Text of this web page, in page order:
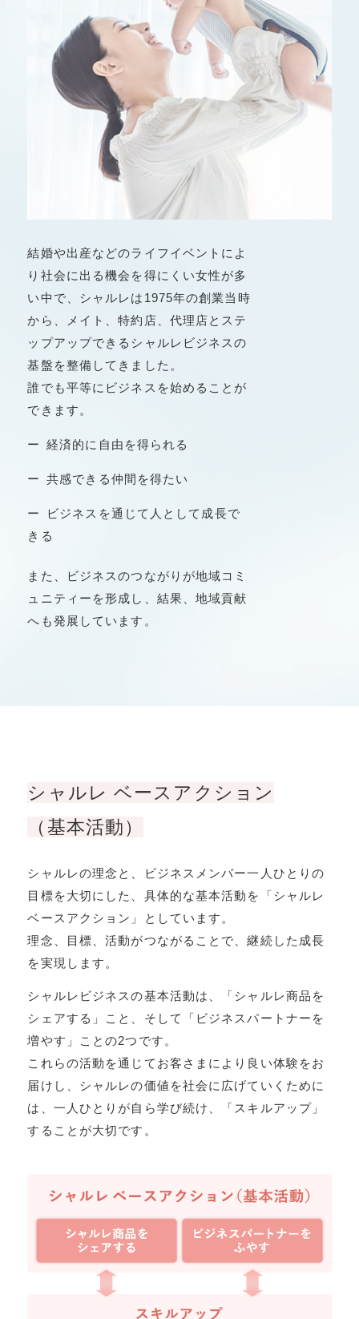
結婚や出産などのライフイベントによ
り社会に出る機会を得にくい⼥性が多
い中で、シャルレは1975年の創業当時
から、メイト、特約店、代理店とステ
ップアップできるシャルレビジネスの
基盤を整備してきました。
誰でも平等にビジネスを始めることが
できます。
経済的に⾃由を得られる
共感できる仲間を得たい
ビジネスを通じて人として成長で
きる
また、ビジネスのつながりが地域コミ
ュニティーを形成し、結果、地域貢献
へも発展しています。
シャルレ ベースアクション
（基本活動）
シャルレの理念と、ビジネスメンバー一人ひとりの
目標を大切にした、具体的な基本活動を「シャルレ
ベースアクション」としています。
理念、目標、活動がつながることで、継続した成⾧
を実現します。
シャルレビジネスの基本活動は、「シャルレ商品を
シェアする」こと、そして「ビジネスパートナーを
増やす」ことの2つです。
これらの活動を通じてお客さまにより良い体験をお
届けし、シャルレの価値を社会に広げていくために
は、一人ひとりが自ら学び続け、「スキルアップ」
することが大切です。